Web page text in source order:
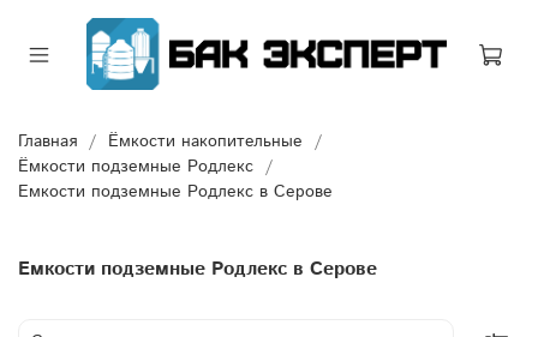
Главная
Ёмкости накопительные
Ёмкости подземные Родлекс
Емкости подземные Родлекс в Серове
Емкости подземные Родлекс в Серове